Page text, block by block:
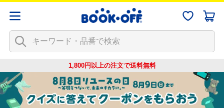
1,800円以上の注文で送料無料